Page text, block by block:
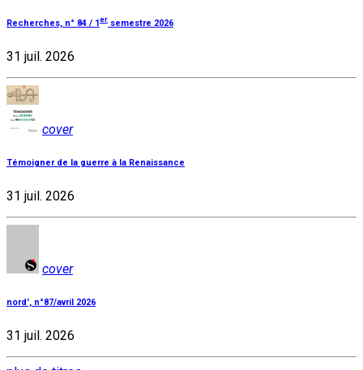
Recherches, n° 84 / 1 er semestre 2026
31 juil. 2026
cover
Témoigner de la guerre à la Renaissance
31 juil. 2026
cover
nord', n°87/avril 2026
31 juil. 2026